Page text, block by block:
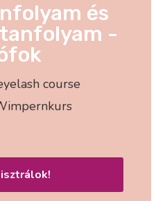
és
-
course